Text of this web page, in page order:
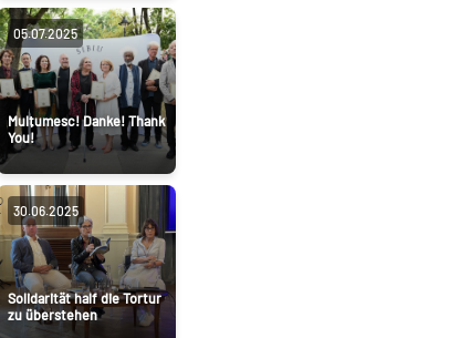
05.07.2025
Mulțumesc! Danke! Thank
You!
30.06.2025
Solidarität half die Tortur
zu überstehen